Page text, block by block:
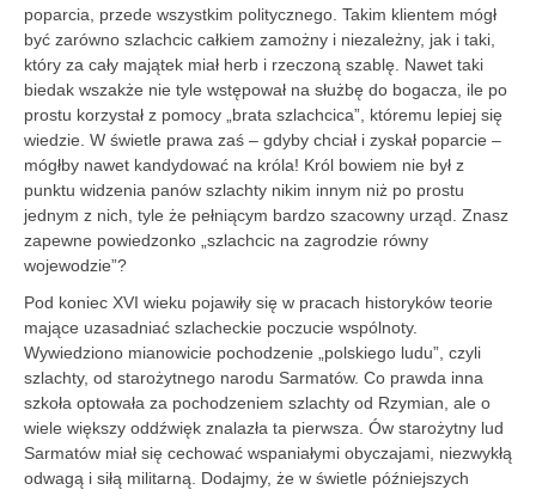
poparcia, przede wszystkim politycznego. Takim klientem mógł
być zarówno szlachcic całkiem zamożny i niezależny, jak i taki,
który za cały majątek miał herb i rzeczoną szablę. Nawet taki
biedak wszakże nie tyle wstępował na służbę do bogacza, ile po
prostu korzystał z pomocy „brata szlachcica”, któremu lepiej się
wiedzie. W świetle prawa zaś – gdyby chciał i zyskał poparcie –
mógłby nawet kandydować na króla! Król bowiem nie był z
punktu widzenia panów szlachty nikim innym niż po prostu
jednym z nich, tyle że pełniącym bardzo szacowny urząd. Znasz
zapewne powiedzonko „szlachcic na zagrodzie równy
wojewodzie”?
Pod koniec XVI wieku pojawiły się w pracach historyków teorie
mające uzasadniać szlacheckie poczucie wspólnoty.
Wywiedziono mianowicie pochodzenie „polskiego ludu”, czyli
szlachty, od starożytnego narodu Sarmatów. Co prawda inna
szkoła optowała za pochodzeniem szlachty od Rzymian, ale o
wiele większy oddźwięk znalazła ta pierwsza. Ów starożytny lud
Sarmatów miał się cechować wspaniałymi obyczajami, niezwykłą
odwagą i siłą militarną. Dodajmy, że w świetle późniejszych